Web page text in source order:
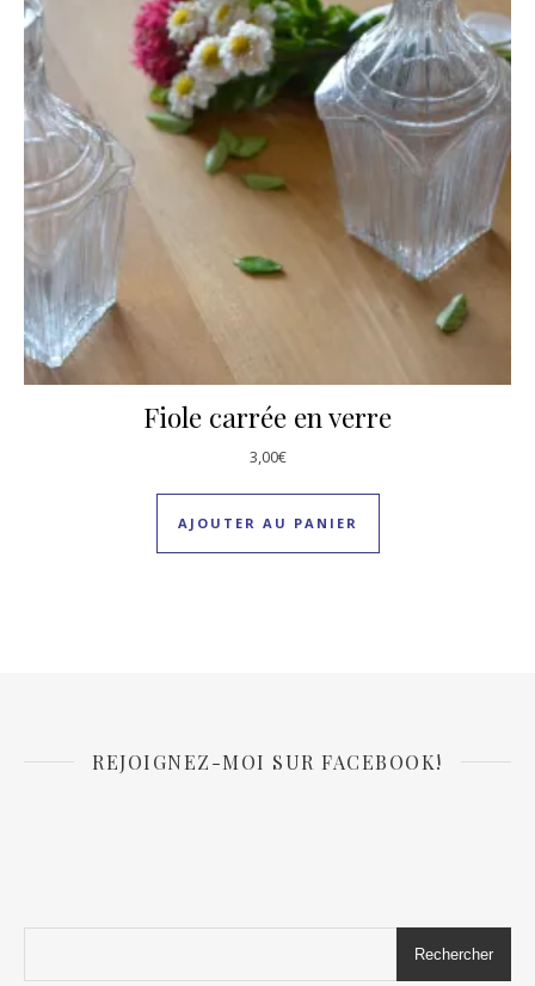
Fiole carrée en verre
3,00€
AJOUTER AU PANIER
REJOIGNEZ-MOI SUR FACEBOOK!
Rechercher